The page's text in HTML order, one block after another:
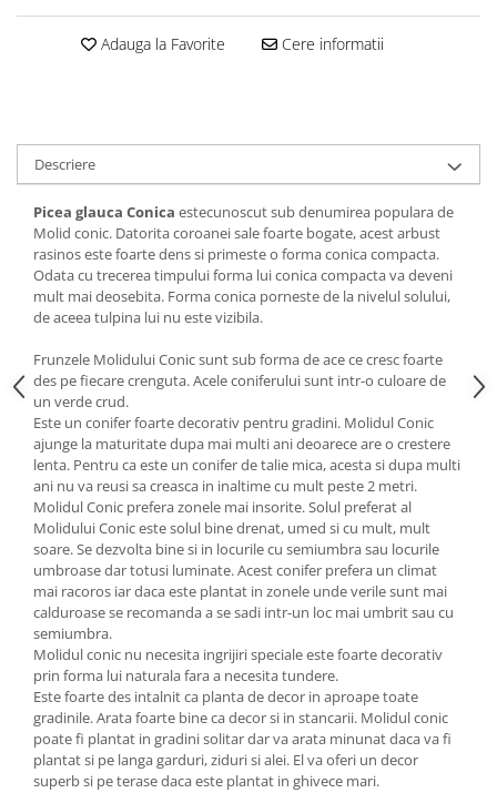
Adauga la Favorite Cere informatii
Descriere
Picea glauca Conica estecunoscut sub denumirea populara de
Molid conic. Datorita coroanei sale foarte bogate, acest arbust
rasinos este foarte dens si primeste o forma conica compacta.
Odata cu trecerea timpului forma lui conica compacta va deveni
mult mai deosebita. Forma conica porneste de la nivelul solului,
de aceea tulpina lui nu este vizibila.
Frunzele Molidului Conic sunt sub forma de ace ce cresc foarte
des pe fiecare crenguta. Acele coniferului sunt intr-o culoare de
un verde crud.
Este un conifer foarte decorativ pentru gradini. Molidul Conic
ajunge la maturitate dupa mai multi ani deoarece are o crestere
lenta. Pentru ca este un conifer de talie mica, acesta si dupa multi
ani nu va reusi sa creasca in inaltime cu mult peste 2 metri.
Molidul Conic prefera zonele mai insorite. Solul preferat al
Molidului Conic este solul bine drenat, umed si cu mult, mult
soare. Se dezvolta bine si in locurile cu semiumbra sau locurile
umbroase dar totusi luminate. Acest conifer prefera un climat
mai racoros iar daca este plantat in zonele unde verile sunt mai
calduroase se recomanda a se sadi intr-un loc mai umbrit sau cu
semiumbra.
Molidul conic nu necesita ingrijiri speciale este foarte decorativ
prin forma lui naturala fara a necesita tundere.
Este foarte des intalnit ca planta de decor in aproape toate
gradinile. Arata foarte bine ca decor si in stancarii. Molidul conic
poate fi plantat in gradini solitar dar va arata minunat daca va fi
plantat si pe langa garduri, ziduri si alei. El va oferi un decor
superb si pe terase daca este plantat in ghivece mari.